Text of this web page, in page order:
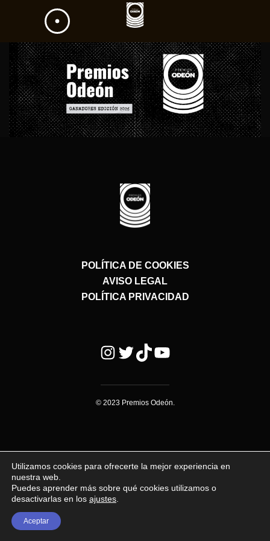
POLÍTICA DE COOKIES
AVISO LEGAL
POLÍTICA PRIVACIDAD
Instagram
Twitter
TikTokYouTube
© 2023 Premios Odeón.
Utilizamos cookies para ofrecerte la mejor experiencia en
nuestra web.
Puedes aprender más sobre qué cookies utilizamos o
desactivarlas en los ajustes
Aceptar